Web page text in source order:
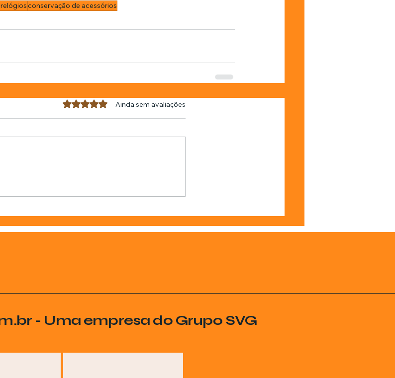
conservação de acessórios
Avaliado com 0 de 5 estrelas.
Ainda sem avaliações
- Uma empresa do Grupo SVG